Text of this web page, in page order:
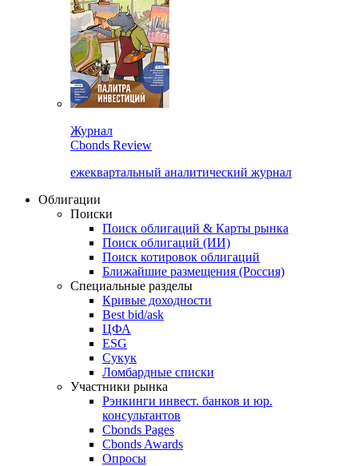
Журнал
Cbonds Review
ежеквартальный аналитический журнал
Облигации
Поиски
Поиск облигаций & Карты рынка
Поиск облигаций (ИИ)
Поиск котировок облигаций
Ближайшие размещения (Россия)
Специальные разделы
Кривые доходности
Best bid/ask
ЦФА
ESG
Сукук
Ломбардные списки
Участники рынка
Рэнкинги инвест. банков и юр.
консультантов
Cbonds Pages
Cbonds Awards
Опросы